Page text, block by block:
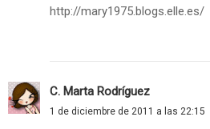
http://mary1975.blogs.elle.es/
C. Marta Rodríguez
1 de diciembre de 2011 a las 22:15